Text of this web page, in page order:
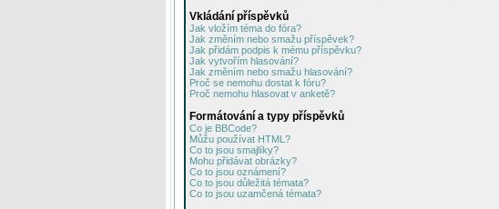
Vkládání příspěvků
Jak vložím téma do fóra?
Jak změním nebo smažu příspěvek?
Jak přidám podpis k mému příspěvku?
Jak vytvořím hlasování?
Jak změním nebo smažu hlasování?
Proč se nemohu dostat k fóru?
Proč nemohu hlasovat v anketě?
Formátování a typy příspěvků
Co je BBCode?
Můžu používat HTML?
Co to jsou smajlíky?
Mohu přidávat obrázky?
Co to jsou oznámení?
Co to jsou důležitá témata?
Co to jsou uzamčená témata?